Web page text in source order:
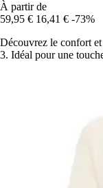
À partir de
59,95 € 16,41 € -73%
Découvrez le confort
3. Idéal pour une